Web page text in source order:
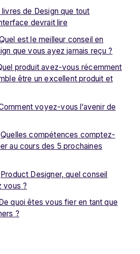
livres de Design que tout
devrait lire
est le meilleur conseil en
que vous ayez jamais reçu ?
produit avez-vous récemment
être un excellent produit et
voyez-vous l’avenir de
Quelles compétences comptez-
au cours des 5 prochaines
Product Designer, quel conseil
vous ?
De quoi êtes vous fier en tant que
?